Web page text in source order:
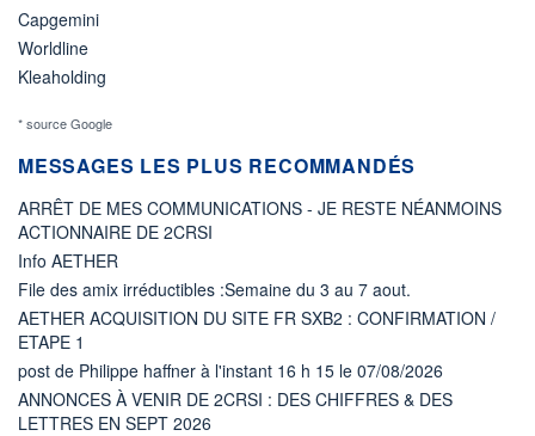
Capgemini
Worldline
Kleaholding
* source Google
MESSAGES LES PLUS RECOMMANDÉS
ARRÊT DE MES COMMUNICATIONS - JE RESTE NÉANMOINS
ACTIONNAIRE DE 2CRSI
Info AETHER
File des amix irréductibles :Semaine du 3 au 7 aout.
AETHER ACQUISITION DU SITE FR SXB2 : CONFIRMATION /
ETAPE 1
post de Philippe haffner à l'instant 16 h 15 le 07/08/2026
ANNONCES À VENIR DE 2CRSI : DES CHIFFRES & DES
LETTRES EN SEPT 2026